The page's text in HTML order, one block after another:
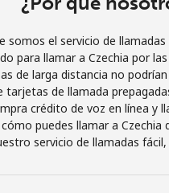
o
Continuar con
somos el servicio de
para llamar a Czechia por
de larga distancia no
tarjetas de llamada
crédito de voz en línea y
cómo puedes llamar a Czechia
servicio de llamadas